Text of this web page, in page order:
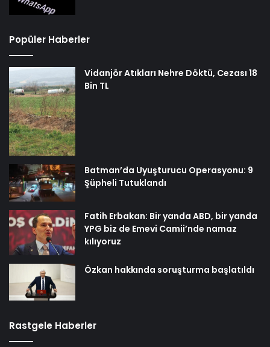
Popüler Haberler
Vidanjör Atıkları Nehre Döktü, Cezası 18
Bin TL
Batman’da Uyuşturucu Operasyonu: 9
Şüpheli Tutuklandı
Fatih Erbakan: Bir yanda ABD, bir yanda
YPG biz de Emevi Camii’nde namaz
kılıyoruz
Özkan hakkında soruşturma başlatıldı
Rastgele Haberler